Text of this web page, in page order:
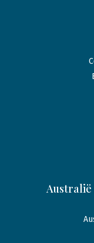
Australië